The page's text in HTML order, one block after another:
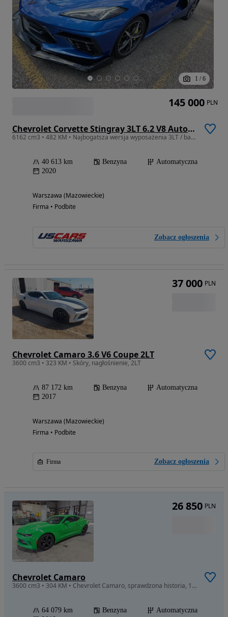
1 / 6
Chevrolet Corvette Stingray 3LT 6.2 V8 Automatik
6162 cm3 • 482 KM • Najbogatsza wersja wyposażenia 3LT / bardzo zadbany / niski przebieg
40 613 km Benzyna
Automatyczna
2020
Warszawa (Mazowieckie)
Firma • Podbite
Zobacz ogłoszenia
145 000 PLN
Chevrolet Camaro 3.6 V6 Coupe 2LT
3600 cm3 • 323 KM • Skóry, nagłośnienie, 2LT
87 172 km Benzyna
Automatyczna
2017
Warszawa (Mazowieckie)
Firma • Podbite
Firma Zobacz ogłoszenia
37 000 PLN
Chevrolet Camaro
3600 cm3 • 304 KM • Chevrolet Camaro, sprawdzona historia, 1 właściciel ! W drodze do PL
64 079 km Benzyna
Automatyczna
26 850 PLN